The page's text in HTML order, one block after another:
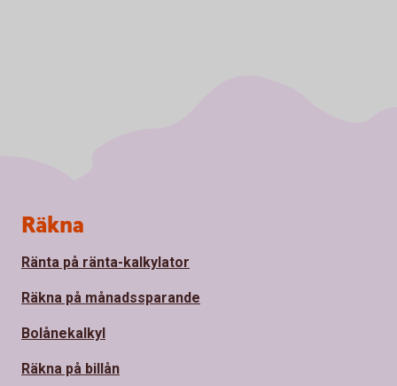
Sidfot
Räkna
Ränta på ränta-kalkylator
Räkna på månadssparande
Bolånekalkyl
Räkna på billån